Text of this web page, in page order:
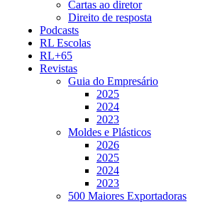
Cartas ao diretor
Direito de resposta
Podcasts
RL Escolas
RL+65
Revistas
Guia do Empresário
2025
2024
2023
Moldes e Plásticos
2026
2025
2024
2023
500 Maiores Exportadoras